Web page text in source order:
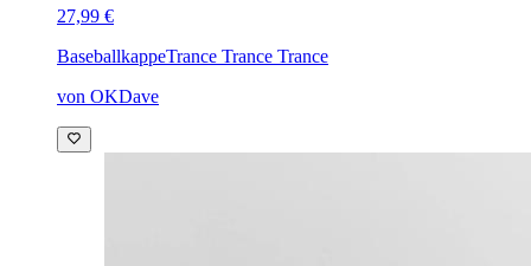
27,99 €
BaseballkappeTrance Trance Trance
von OKDave